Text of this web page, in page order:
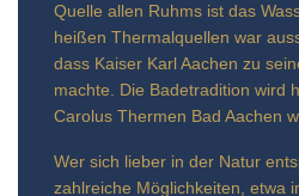
Quelle allen Ruhms ist das
heißen Thermalquellen war
dass Kaiser Karl Aachen zu
machte. Die Badetradition wird
Carolus Thermen Bad Aachen
Wer sich lieber in der Natur
zahlreiche Möglichkeiten, etwa